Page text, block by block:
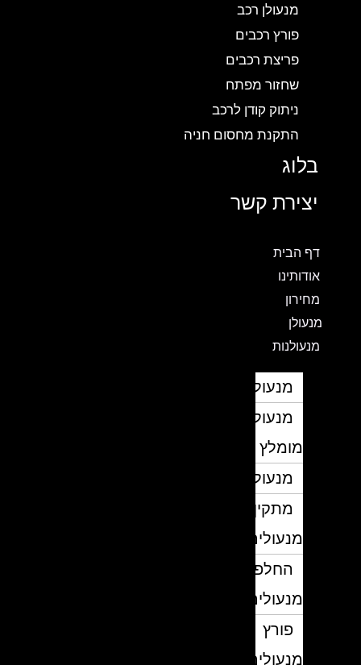
מנעולן רכב
פורץ רכבים
פריצת רכבים
שחזור מפתח
ניתוק קודן לרכב
התקנת מחסום חניה
בלוג
יצירת קשר
דף הבית
אודותינו
מחירון
מנעולן
מנעולנות
מנעולן
מנעולן
מומלץ
מנעולנים
מתקין
מנעולים
החלפת
מנעולים
פורץ
מנעולים